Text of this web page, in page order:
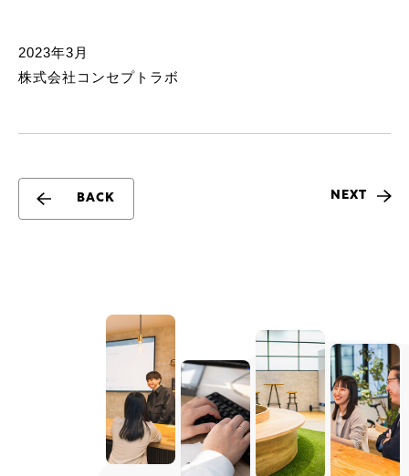
2023年3月
株式会社コンセプトラボ
BACK NEXT